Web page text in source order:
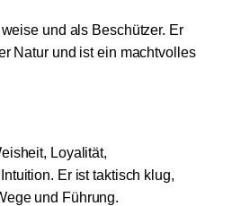
und als Beschützer. Er
Natur und ist ein machtvolles
Loyalität,
Er ist taktisch klug,
und Führung.